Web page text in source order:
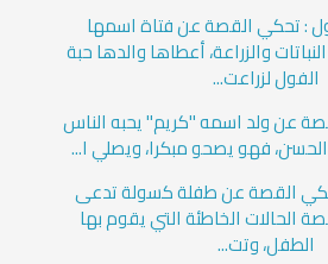
: تحكي القصة عن فتاة اسمها
والزراعة، أعطاها والدها حبة
الفول لزراعت...
عن ولد اسمه "كريم" يحبه الناس
الحسن، فهو يصحو مبكرا، ويصلي ا...
القصة عن طفلة كسولة تدعى
الحالات الخاطئة التي يقوم بها
الطفل، وتت...